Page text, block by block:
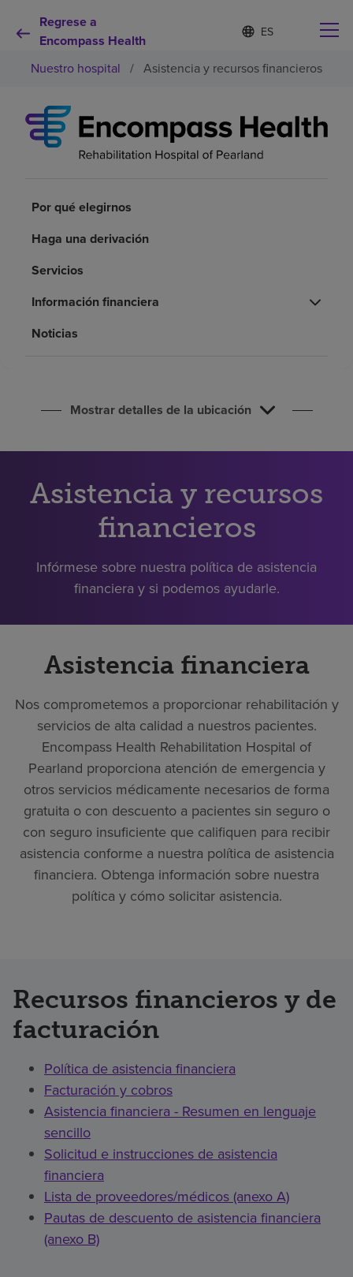
Regrese a
Encompass Health
Lista
de
idiomas
contraída
d
o
s
e
e
Por qué debe elegirnos
Recursos de salud
Empleos
Pagar mi factura
Nuestro hospital / Asistencia y recursos financieros
Por qué elegirnos
Haga una derivación
Servicios
Información financiera
Noticias
Mostrar detalles de la ubicación
Asistencia y recursos
financieros
Infórmese sobre nuestra política de asistencia
financiera y si podemos ayudarle.
Asistencia financiera
Nos comprometemos a proporcionar rehabilitación y
servicios de alta calidad a nuestros pacientes.
Encompass Health Rehabilitation Hospital of
Pearland proporciona atención de emergencia y
otros servicios médicamente necesarios de forma
gratuita o con descuento a pacientes sin seguro o
con seguro insuficiente que califiquen para recibir
asistencia conforme a nuestra política de asistencia
financiera. Obtenga información sobre nuestra
política y cómo solicitar asistencia.
Recursos financieros y de
facturación
Política de asistencia financiera
Facturación y cobros
Asistencia financiera - Resumen en lenguaje
sencillo
Solicitud e instrucciones de asistencia
financiera
Lista de proveedores/médicos (anexo A)
Pautas de descuento de asistencia financiera
(anexo B)